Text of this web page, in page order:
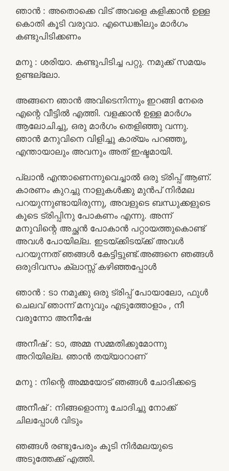
ഞാൻ : അതൊക്കെ വിട് അവളെ കളിക്കാൻ ഉള്ള
കൊതി കൂടി വരുവാ. എന്ധെങ്കിലും മാർഗം
കണ്ടുപിടിക്കണം
മനു : ശരിയാ. കണ്ടുപിടിച്ച പറ്റു. നമുക്ക് സമയം
ഉണ്ടല്ലോ.
അങ്ങനെ ഞാൻ അവിടെനിന്നും ഇറങ്ങി നേരെ
എന്റെ വീട്ടിൽ എത്തി. വളക്കാൻ ഉള്ള മാർഗം
ആലോചിച്ചു, ഒരു മാർഗം തെളിഞ്ഞു വന്നു.
ഞാൻ മനുവിനെ വിളിച്ചു കാര്യം പറഞ്ഞു,
എന്തായാലും അവനും അത് ഇഷ്ടമായി.
പ്ലാൻ എന്താണെന്നുവെച്ചാൽ ഒരു ട്രിപ്പ്‌ ആണ്.
കാരണം കുറച്ചു നാളുകൾക്കു മുൻപ് നിർമല
പറയുന്നുണ്ടായിരുന്നു, അവളുടെ ബന്ധുക്കളുടെ
കൂടെ ട്രിപ്പിനു പോകണം എന്നു. അന്ന്
മനുവിന്റെ അച്ഛൻ പോകാൻ പറ്റായത്തുകൊണ്ട്
അവൾ പോയില്ല. ഇടയ്ക്കിടയ്ക്ക് അവൾ
പറയുന്നത് ഞങ്ങൾ കേട്ടിട്ടുണ്ട്.അങ്ങനെ ഞങ്ങൾ
ഒരുദിവസം ക്ലാസ്സ്‌ കഴിഞ്ഞപ്പോൾ
ഞാൻ : ടാ നമുക്കു ഒരു ട്രിപ്പ് പോയാലോ, ഫുൾ
ചെലവ് ഞാന്ന് മനുവും എടുത്തോളാം , നീ
വരുന്നോ അനീഷേ
അനീഷ് : ടാ, അമ്മ സമ്മതിക്കുമോന്നു
അറിയില്ല. ഞാൻ തയ്യാറാണ്
മനു : നിന്റെ അമ്മയോട് ഞങ്ങൾ ചോദിക്കട്ടെ
അനീഷ് : നിങ്ങളൊന്നു ചോദിച്ചു നോക്ക്
ചിലപ്പോൾ വിടും
ഞങ്ങൾ രണ്ടുപേരും കൂടി നിർമലയുടെ
അടുത്തേക്ക് എത്തി.